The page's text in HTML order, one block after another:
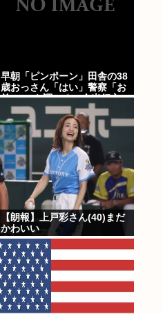
早朝「ピンポーン」田舎の38
歳おっさん「はい」警察「お
前のPCを調べる」全米行方
不明・被児童搾取センターか
らの通報により児ホ゜画像を
発見、逮捕
【朗報】上戸彩さん(40)まだ
かわいい